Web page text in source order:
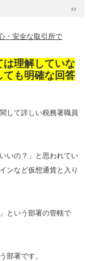
は理解していな
ても明確な回答
して詳しい税務署職員
いの？」と思われてい
ンなど仮想通貨と入り
という部署の管轄で
部署です。